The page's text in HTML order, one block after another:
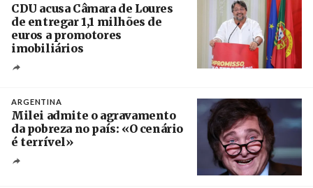
CDU acusa Câmara de Loures
de entregar 1,1 milhões de
euros a promotores
imobiliários
ARGENTINA
Milei admite o agravamento
da pobreza no país: «O cenário
é terrível»